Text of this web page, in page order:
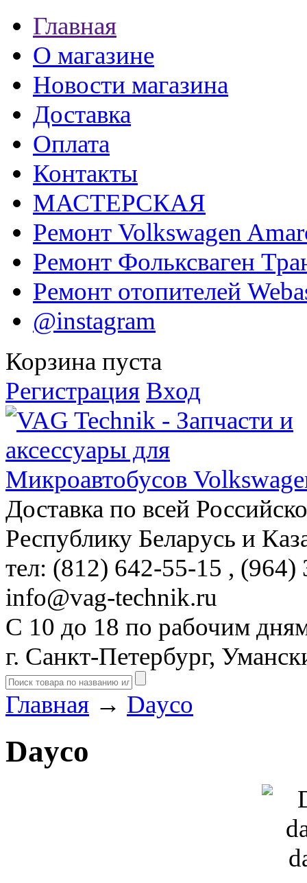
Главная
О магазине
Новости магазина
Доставка
Оплата
Контакты
МАСТЕРСКАЯ
Ремонт Volkswagen
Ремонт Фольксваген
Ремонт отопителей
@instagram
Корзина пуста
Регистрация Вход
Доставка по всей
Республику Беларусь и
тел: (812) 642-55-15 , (964)
info@vag-technik.ru
С 10 до 18 по рабочим
г. Санкт-Петербург,
Главная → Dayco
Dayco